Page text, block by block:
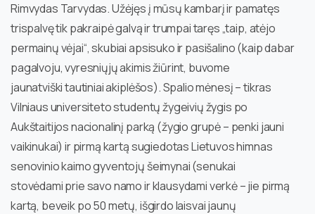
Rimvydas Tarvydas. Užėjęs į mūsų kambarį ir pamatęs
trispalvę tik pakraipė galvą ir trumpai taręs „taip, atėjo
permainų vėjai“, skubiai apsisuko ir pasišalino (kaip dabar
pagalvoju, vyresniųjų akimis žiūrint, buvome
jaunatviški tautiniai akiplėšos). Spalio mėnesį – tikras
Vilniaus universiteto studentų žygeivių žygis po
Aukštaitijos nacionalinį parką (žygio grupė – penki jauni
vaikinukai) ir pirmą kartą sugiedotas Lietuvos himnas
senovinio kaimo gyventojų šeimynai (senukai
stovėdami prie savo namo ir klausydami verkė – jie pirmą
kartą, beveik po 50 metų, išgirdo laisvai jaunų